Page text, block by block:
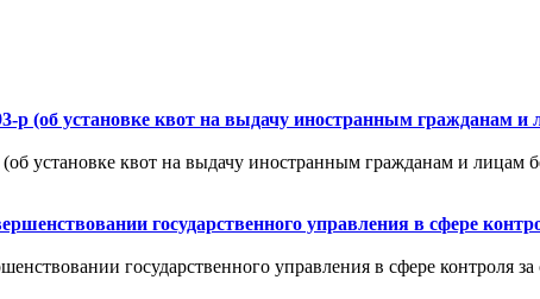
(об установке квот на выдачу иностранным гражданам и
установке квот на выдачу иностранным гражданам и
государственного управления в сфере
государственного управления в сфере контроля